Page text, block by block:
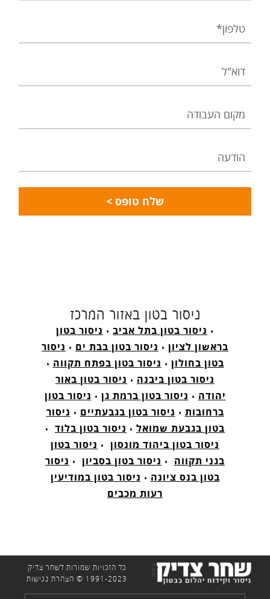
טלפון
דוא"ל
הודעה
ניסור בטון באזור המרכז
• ניסור בטון בתל אביב • ניסור בטון
בראשון לציון • ניסור בטון בבת ים • ניסור
בטון בחולון • ניסור בטון בפתח תקווה •
ניסור בטון ביבנה • ניסור בטון באור
יהודה • ניסור בטון ברמת גן • ניסור בטון
ברחובות • ניסור בטון בגבעתיים • ניסור
בטון בגבעת שמואל • ניסור בטון בלוד •
ניסור בטון ביהוד מונסון • ניסור בטון
בגני תקווה • ניסור בטון בסביון • ניסור
בטון בנס ציונה • ניסור בטון במודיעין
רעות מכבים
כל הזכויות שמורות לשחר צדיק
1991-2023 ©
הצהרת נגישות